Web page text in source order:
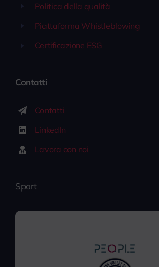
Politica della qualità
Piattaforma Whistleblowing
Certificazione ESG
Contatti
Contatti
LinkedIn
Lavora con noi
Sport